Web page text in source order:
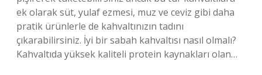
ek olarak süt, yulaf ezmesi, muz ve ceviz gibi daha
pratik ürünlerle de kahvaltınızın tadını
çıkarabilirsiniz. İyi bir sabah kahvaltısı nasıl olmalı?
Kahvaltıda yüksek kaliteli protein kaynakları olan…